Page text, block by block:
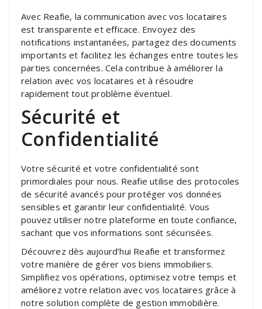
Avec Reafie, la communication avec vos locataires
est transparente et efficace. Envoyez des
notifications instantanées, partagez des documents
importants et facilitez les échanges entre toutes les
parties concernées. Cela contribue à améliorer la
relation avec vos locataires et à résoudre
rapidement tout problème éventuel.
Sécurité et
Confidentialité
Votre sécurité et votre confidentialité sont
primordiales pour nous. Reafie utilise des protocoles
de sécurité avancés pour protéger vos données
sensibles et garantir leur confidentialité. Vous
pouvez utiliser notre plateforme en toute confiance,
sachant que vos informations sont sécurisées.
Découvrez dès aujourd’hui Reafie et transformez
votre manière de gérer vos biens immobiliers.
Simplifiez vos opérations, optimisez votre temps et
améliorez votre relation avec vos locataires grâce à
notre solution complète de gestion immobilière.